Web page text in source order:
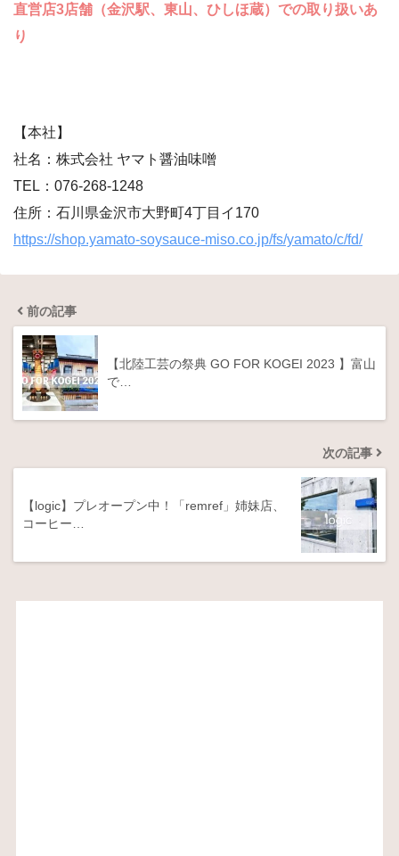
直営店3店舗（金沢駅、東山、ひしほ蔵）での取り扱いあ
り
【本社】
社名：株式会社 ヤマト醤油味噌
TEL：076-268-1248
住所：石川県金沢市大野町4丁目イ170
https://shop.yamato-soysauce-miso.co.jp/fs/yamato/c/fd/
前の記事
【北陸工芸の祭典 GO FOR KOGEI 2023 】富山
で…
次の記事
【logic】プレオープン中！「remref」姉妹店、
コーヒー…